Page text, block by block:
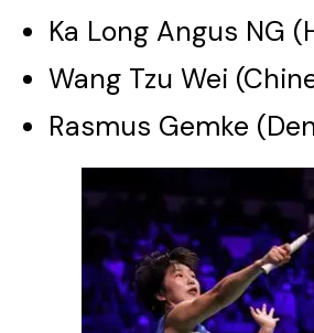
Ka Long Angus NG
Wang Tzu Wei
Rasmus Gemke